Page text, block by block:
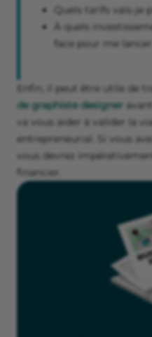
Quels tarifs vais-je
À quels
face pour me lancer
Enfin, il peut être utile de
de graphiste designer
va vous aider à valider la
entrepreneurial. Si vous
vous devrez
financier.